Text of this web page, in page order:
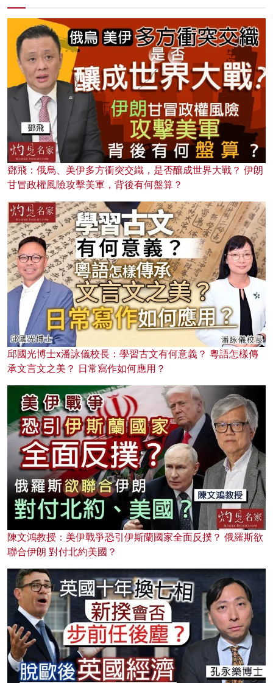
鄧飛：俄烏、美伊多方衝突交織，是否釀成世界大戰？ 伊朗
甘冒政權風險攻擊美軍，背後有何盤算？
邱國光博士x潘詠儀校長：學習古文有何意義？ 粵語怎樣傳
承文言文之美？ 日常寫作如何應用？
陳文鴻教授：美伊戰爭恐引伊斯蘭國家全面反撲？ 俄羅斯欲
聯合伊朗 對付北約美國？